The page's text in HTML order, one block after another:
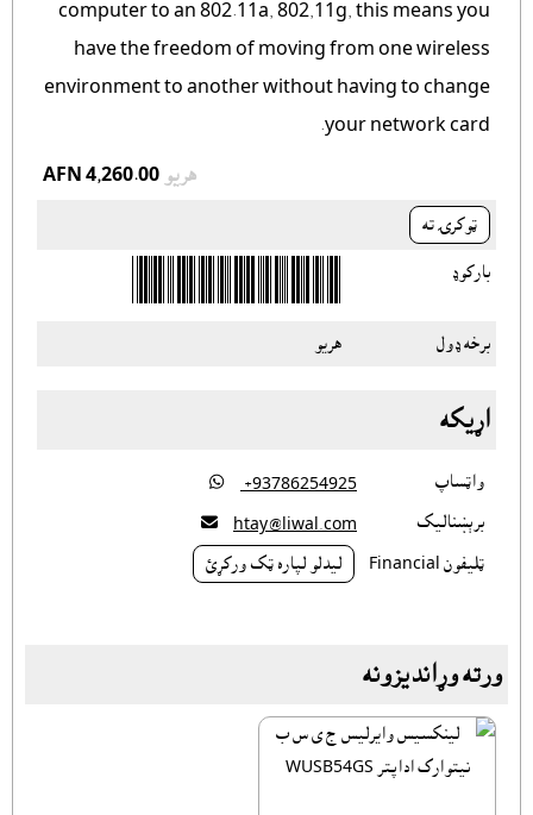
computer to an 802.11a, 802,11g, this means you
have the freedom of moving from one wireless
environment to another without having to change
your network card.
AFN 4,260.00 هريو
ټوکرۍ ته
بارکوډ
برخه ډول هريو
اړيکه
واټساپ ‎ +93786254925

برېښناليک htay@liwal.com

ټليفون Financial ليدلو لپاره ټک ورکړئ
ورته وړانديزونه